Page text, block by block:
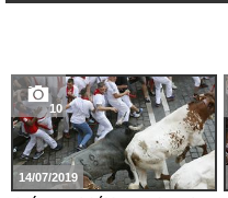
10
14/07/2019